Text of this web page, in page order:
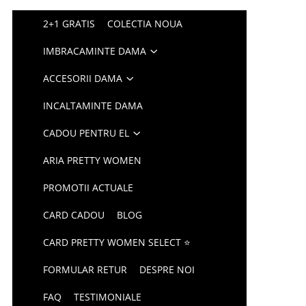
2+1 GRATIS COLECTIA NOUA
IMBRACAMINTE DAMA
ACCESORII DAMA
INCALTAMINTE DAMA
CADOU PENTRU EL
ARIA PRETTY WOMEN
PROMOTII ACTUALE
CARD CADOU BLOG
CARD PRETTY WOMEN SELECT ⭐
FORMULAR RETUR DESPRE NOI
FAQ TESTIMONIALE